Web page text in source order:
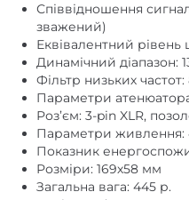
Співвідношення
зважений)
Еквівалентний
Динамічний діапазон:
Фільтр низьких частот:
Параметри
Роз’єм: 3-pin XLR,
Параметри живлення:
Показник
Розміри: 169х58 мм
Загальна вага: 445 р.